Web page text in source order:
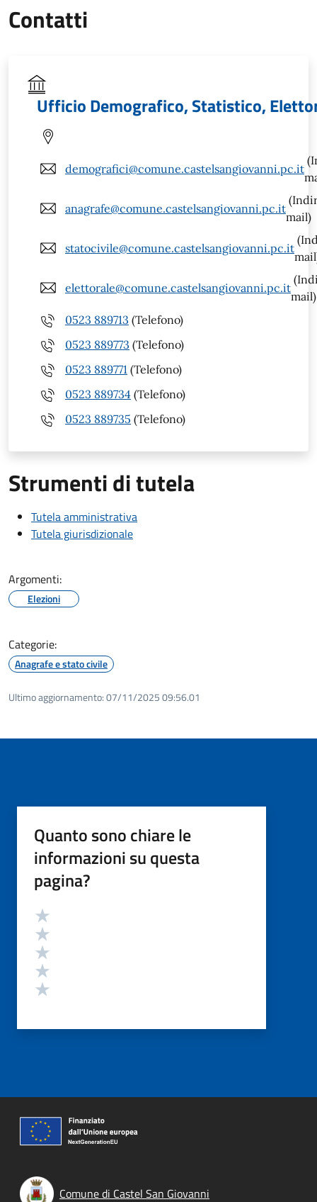
Contatti
Ufficio Demografico, Statistico,
demografici@comune.castelsangiovanni.pc.it
anagrafe@comune.castelsangiovanni.pc.it
mail)
statocivile@comune.castelsangiovanni.pc.it
elettorale@comune.castelsangiovanni.pc.it
mail)
0523 889713 (Telefono)
0523 889773 (Telefono)
0523 889771 (Telefono)
0523 889734 (Telefono)
0523 889735 (Telefono)
Strumenti di tutela
Tutela amministrativa
Tutela giurisdizionale
Argomenti:
Elezioni
Categorie:
Anagrafe e stato civile
Ultimo aggiornamento:07/11/2025 09:56.01
Quanto sono chiare le
informazioni su questa
pagina?
Valutazione
Comune di Castel San Giovanni